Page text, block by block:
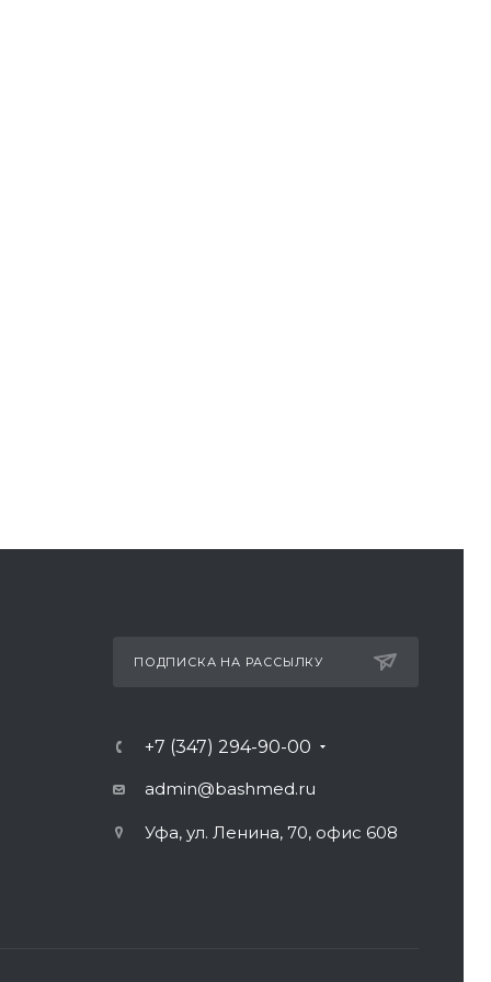
ПОДПИСКА НА РАССЫЛКУ
+7 (347) 294-90-00
admin@bashmed.ru
Уфа, ул. Ленина, 70, офис 608